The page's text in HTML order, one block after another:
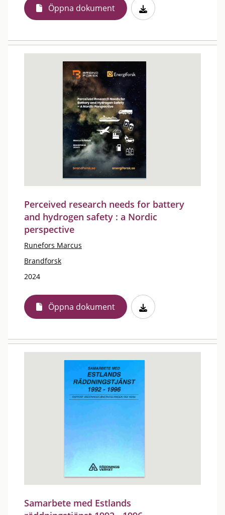
Öppna dokument
Perceived research needs for battery
and hydrogen safety : a Nordic
perspective
Runefors Marcus
Brandforsk
2024
Öppna dokument
Samarbete med Estlands